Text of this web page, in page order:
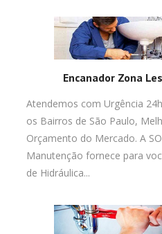
Encanador Zona
Atendemos com Urgência
os Bairros de São Paulo,
Orçamento do Mercado. A
Manutenção fornece para
de Hidráulica...